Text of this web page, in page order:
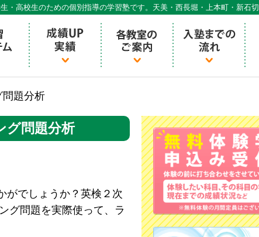
・高校生のための個別指導の学習塾です。天美・西長堀・上本町・新石切
問題分析
グ問題分析
がでしょうか？英検２次
グ問題を実際使って、ラ